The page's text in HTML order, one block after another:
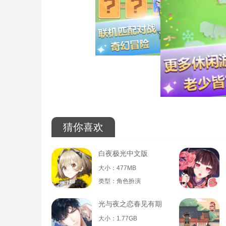
猜你喜欢
白夜极光中文版
大小：477MB
类型：角色扮演
光与夜之恋春见有期
大小：1.77GB